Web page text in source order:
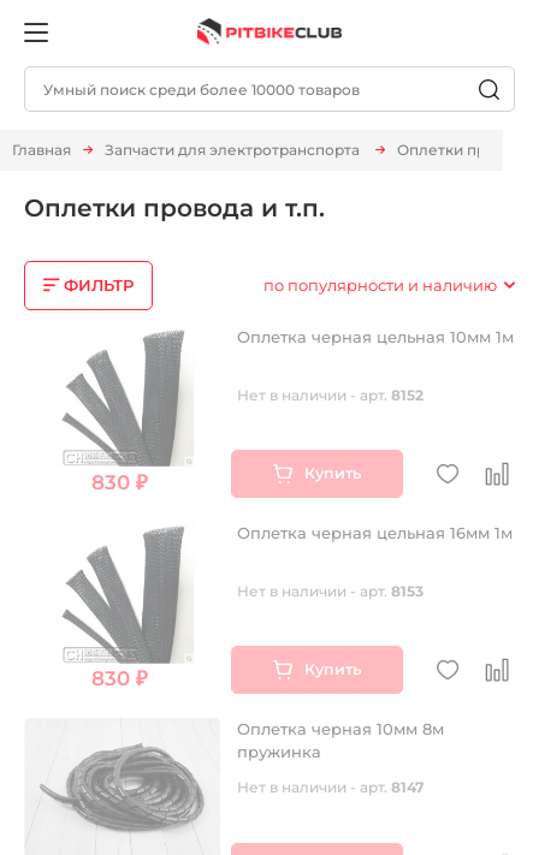
Главная Запчасти для электротранспорта Оплетки провода
Оплетки провода и т.п.
ФИЛЬТР по популярности и наличию
830 ₽
Оплетка черная цельная 10мм 1м
Нет в наличии - арт.8152
Купить
830 ₽
Оплетка черная цельная 16мм 1м
Нет в наличии - арт.8153
Купить
Оплетка черная 10мм 8м
пружинка
Нет в наличии - арт.8147